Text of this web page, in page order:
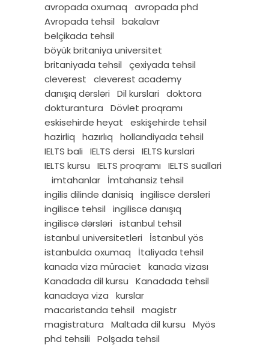
avropada oxumaq
avropada phd
Avropada tehsil
bakalavr
belçikada tehsil
böyük britaniya universitet
britaniyada tehsil
çexiyada tehsil
cleverest
cleverest academy
danışıq dərsləri
Dil kurslari
doktora
dokturantura
Dövlet proqramı
eskisehirde heyat
eskişehirde tehsil
hazirliq
hazırlıq
hollandiyada tehsil
IELTS bali
IELTS dersi
IELTS kurslari
IELTS kursu
IELTS proqramı
IELTS suallari
imtahanlar
İmtahansiz tehsil
ingilis dilinde danisiq
ingilisce dersleri
ingilisce tehsil
ingiliscə danışıq
ingiliscə dərsləri
istanbul tehsil
istanbul universitetleri
İstanbul yös
istanbulda oxumaq
İtaliyada tehsil
kanada viza müraciet
kanada vizası
Kanadada dil kursu
Kanadada tehsil
kanadaya viza
kurslar
macaristanda tehsil
magistr
magistratura
Maltada dil kursu
Myös
phd tehsili
Polşada tehsil